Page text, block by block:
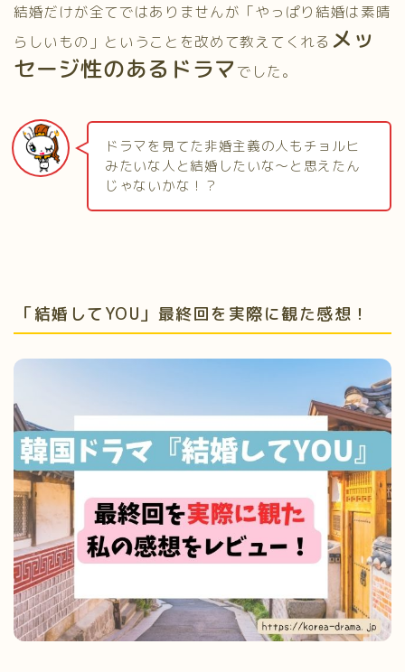
結婚だけが全てではありませんが「やっぱり結婚は素晴
らしいもの」ということを改めて教えてくれる メッ
セージ性のあるドラマ でした。
ドラマを見てた非婚主義の人もチョルヒ
みたいな人と結婚したいな～と思えたん
じゃないかな！？
「結婚してYOU」最終回を実際に観た感想！